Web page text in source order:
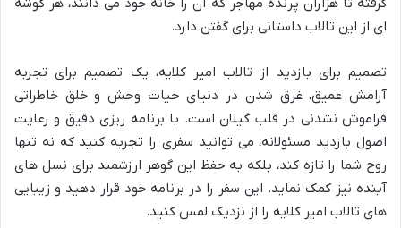
گرفته تا هزاران پرنده مهاجر که آن را خانه خود می دانند، هر گوشه
ای از این تالاب داستانی برای گفتن دارد.
تصمیم برای بازدید از تالاب امیر کلایه، یک تصمیم برای تجربه
آرامش عمیق، غرق شدن در دنیای حیات وحش و خلق خاطراتی
فراموش نشدنی در قلب گیلان است. با برنامه ریزی دقیق و رعایت
اصول بازدید مسئولانه، می توانید سفری را تجربه کنید که نه تنها
روح شما را تازه کند، بلکه به حفظ این گوهر ارزشمند برای نسل های
آینده نیز کمک نماید. این سفر را در برنامه خود قرار دهید و زیبایی
های تالاب امیر کلایه را از نزدیک لمس کنید.